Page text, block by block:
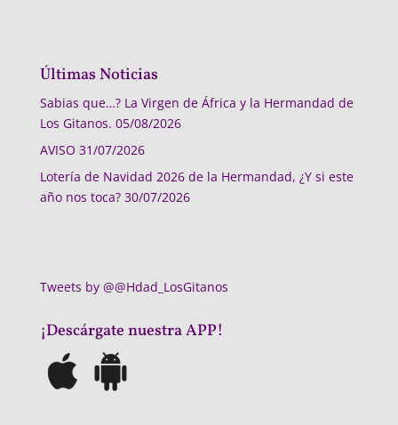
Últimas Noticias
Sabias que…? La Virgen de África y la Hermandad de
Los Gitanos. 05/08/2026
AVISO 31/07/2026
Lotería de Navidad 2026 de la Hermandad, ¿Y si este
año nos toca? 30/07/2026
Tweets by @@Hdad_LosGitanos
¡Descárgate nuestra APP!